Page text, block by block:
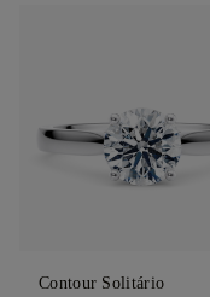
Contour Solitário